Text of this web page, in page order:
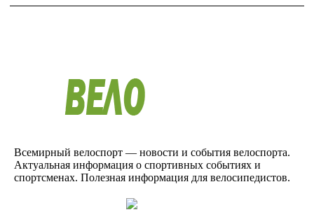
Всемирный велоспорт — новости и события велоспорта.
Актуальная информация о спортивных событиях и
спортсменах. Полезная информация для велосипедистов.